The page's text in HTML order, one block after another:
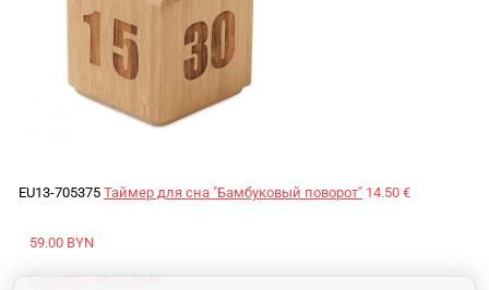
EU13-705375 Таймер для сна "Бамбуковый поворот" 14.50 €
59.00 BYN
Без НДС: 49.17 BYN